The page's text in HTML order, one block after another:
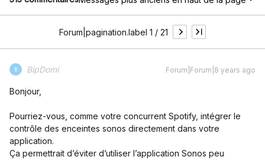
Forum|pagination.label 1 / 21
B BipDomi Forum|Forum|8 years ago
Bonjour,
Pourriez-vous, comme votre concurrent Spotify, intégrer le
contrôle des enceintes sonos directement dans votre
application.
Ça permettrait d’éviter d’utiliser l’application Sonos peu